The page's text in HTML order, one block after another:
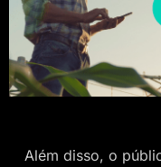
Além disso, o